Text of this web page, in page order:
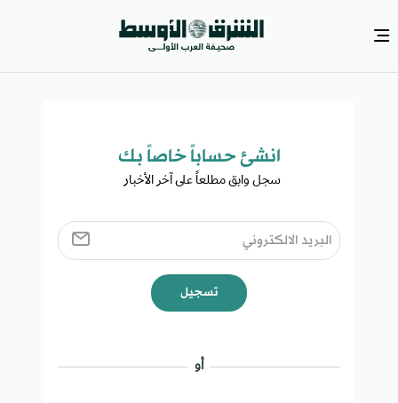
انشئ حساباً خاصاً بك​
سجل وابق مطلعاً على آخر الأخبار ​
تسجيل
أو